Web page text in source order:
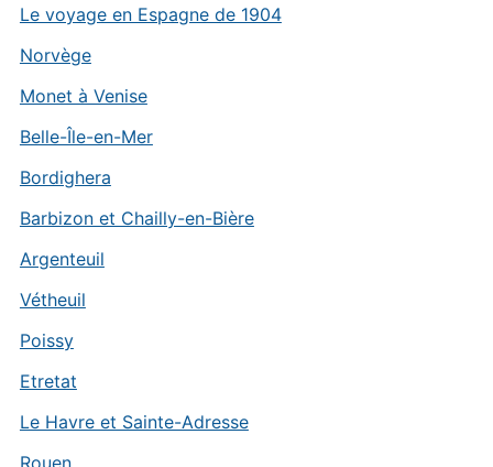
Le voyage en Espagne de 1904
Norvège
Monet à Venise
Belle-Île-en-Mer
Bordighera
Barbizon et Chailly-en-Bière
Argenteuil
Vétheuil
Poissy
Etretat
Le Havre et Sainte-Adresse
Rouen